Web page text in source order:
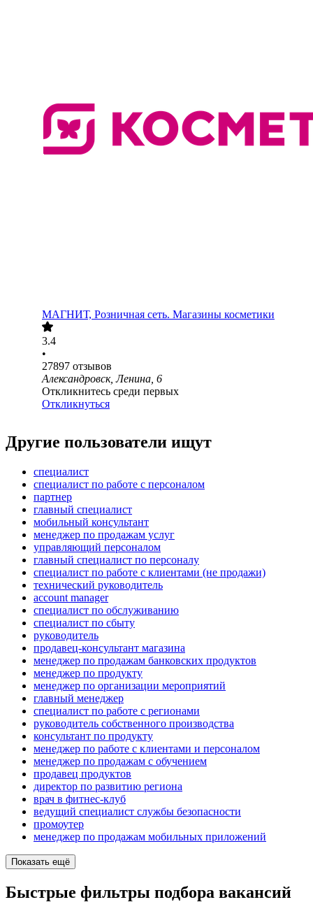
МАГНИТ, Розничная сеть. Магазины косметики
3.4
•
27897 отзывов
Александровск, Ленина, 6
Откликнитесь среди первых
Откликнуться
Другие пользователи ищут
специалист
специалист по работе с персоналом
партнер
главный специалист
мобильный консультант
менеджер по продажам услуг
управляющий персоналом
главный специалист по персоналу
специалист по работе с клиентами (не продажи)
технический руководитель
account manager
специалист по обслуживанию
специалист по сбыту
руководитель
продавец-консультант магазина
менеджер по продажам банковских продуктов
менеджер по продукту
менеджер по организации мероприятий
главный менеджер
специалист по работе с регионами
руководитель собственного производства
консультант по продукту
менеджер по работе с клиентами и персоналом
менеджер по продажам с обучением
продавец продуктов
директор по развитию региона
врач в фитнес-клуб
ведущий специалист службы безопасности
промоутер
менеджер по продажам мобильных приложений
Показать ещё
Быстрые фильтры подбора вакансий